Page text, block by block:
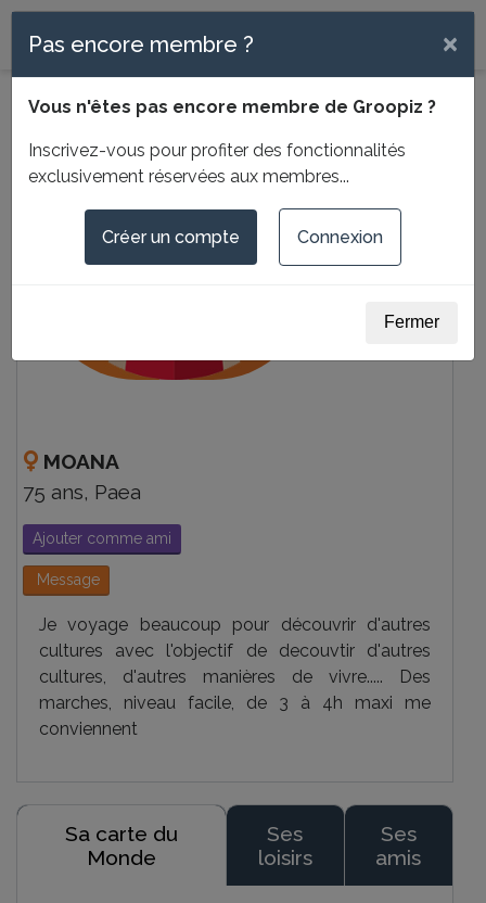
MOANA
75 ans, Paea
Ajouter comme ami
Message
Je voyage beaucoup pour découvrir d'autres
cultures avec l'objectif de decouvtir d'autres
cultures, d'autres manières de vivre..... Des
marches, niveau facile, de 3 à 4h maxi me
conviennent
Sa carte du
Monde
Ses
loisirs
Ses
amis
Pas encore membre ? ×
Vous n'êtes pas encore membre de Groopiz ?
Inscrivez-vous pour profiter des fonctionnalités
exclusivement réservées aux membres...
Créer un compte Connexion
Fermer